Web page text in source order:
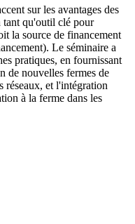
sur les avantages des
tant qu'outil clé pour
la source de financement
Le séminaire a
pratiques, en fournissant
de nouvelles fermes de
réseaux, et l'intégration
à la ferme dans les